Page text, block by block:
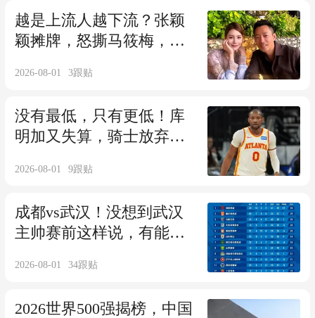
越是上流人越下流？张颖
颖摊牌，怒撕马筱梅，出
2026-08-01 3跟贴
没有最低，只有更低！库
明加又失算，骑士放弃，
2026-08-01 9跟贴
成都vs武汉！没想到武汉
主帅赛前这样说，有能力
2026-08-01 34跟贴
2026世界500强揭榜，中国